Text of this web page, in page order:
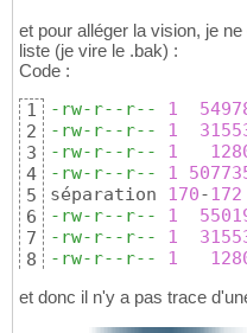
14
15
16
17
18
19
20
21
22
23
24
-rw-r--r-- 1
-rw-r--r--
-rw-r--r--
-rw-r--r--
-rw-r--r--
-rw-r--r--
-rw-r--r--
-rw-r--r--
1
-rw-r--r--
drwxr-xr-x
et pour alléger la vision, je
liste (je vire le .bak) :
Code :
1
2
3
4
5
6
7
8
-rw-r--r-- 1
-rw-r--r--
1
-rw-r--r--
1
-rw-r--r--
1
séparation 170-172
-rw-r--r--
1
-rw-r--r--
1
-rw-r--r--
1
et donc il n'y a pas trace